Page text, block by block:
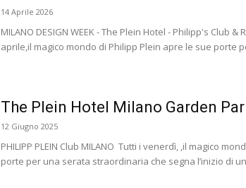
14 Aprile 2026
MILANO DESIGN WEEK - The Plein Hotel - Philipp's Club
aprile,il magico mondo di Philipp Plein apre le sue porte
The Plein Hotel Milano Garden
12 Giugno 2025
PHILIPP PLEIN Club MILANO Tutti i venerdì, ,il magico
porte per una serata straordinaria che segna l’inizio di